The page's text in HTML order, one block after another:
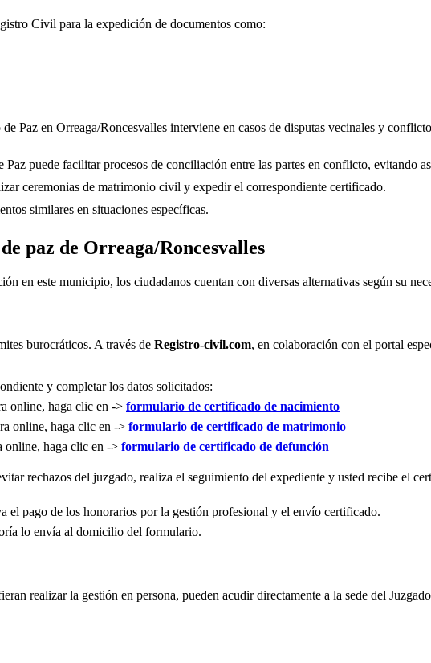
Civil para la expedición de documentos como:
Paz en Orreaga/Roncesvalles interviene en casos de disputas vecinales y
Paz puede facilitar procesos de conciliación entre las partes en conflicto, evitando
ceremonias de matrimonio civil y expedir el correspondiente certificado.
similares en situaciones específicas.
paz de Orreaga/Roncesvalles
en este municipio, los ciudadanos cuentan con diversas alternativas según su
burocráticos. A través de Registro-civil.com, en colaboración con el portal
y completar los datos solicitados:
online, haga clic en -> formulario de certificado de nacimiento
online, haga clic en -> formulario de certificado de matrimonio
online, haga clic en -> formulario de certificado de defunción
rechazos del juzgado, realiza el seguimiento del expediente y usted recibe el
el pago de los honorarios por la gestión profesional y el envío certificado.
lo envía al domicilio del formulario.
realizar la gestión en persona, pueden acudir directamente a la sede del